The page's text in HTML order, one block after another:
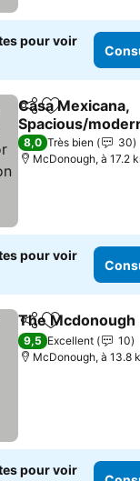
pour voir
PartagerAjouter à
Casa Mexicana,
Spacious/
Designed For
Vacation
8,0 Très bien
30
McDonough, à 17.2
pour voir
PartagerAjouter à
The Mcdonough
9,5 Excellent
10
McDonough, à 13.8
pour voir